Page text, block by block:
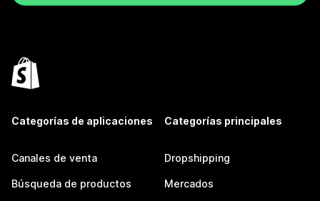
Categorías de aplicaciones
Canales de venta
Búsqueda de productos
Categorías principales
Dropshipping
Mercados